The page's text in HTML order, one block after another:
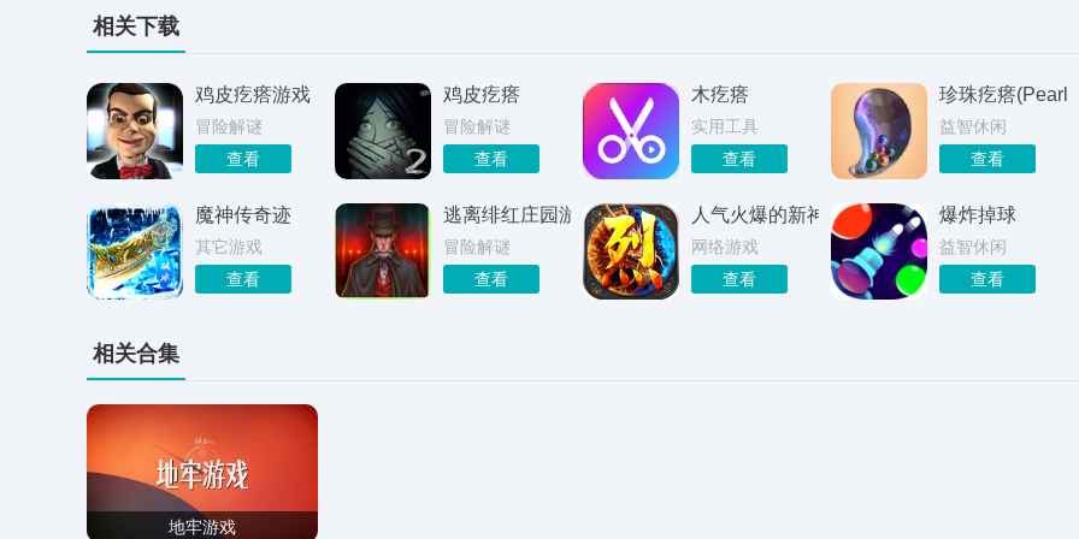
相关下载
鸡皮疙瘩游戏
冒险解谜
查看
鸡皮疙瘩
冒险解谜
查看
木疙瘩
实用工具
查看
珍珠疙瘩
益智休闲
查看
魔神传奇迹
其它游戏
查看
逃离绯红庄园游戏
冒险解谜
查看
人气火爆的新神途
网络游戏
查看
爆炸掉球
益智休闲
查看
相关合集
地牢游戏